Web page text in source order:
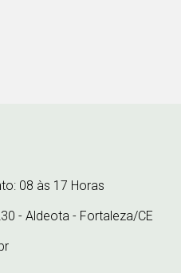
08 às 17 Horas
- Aldeota - Fortaleza/CE